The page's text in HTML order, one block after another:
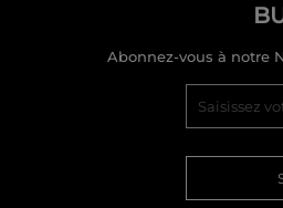
Abonnez-vous à notre